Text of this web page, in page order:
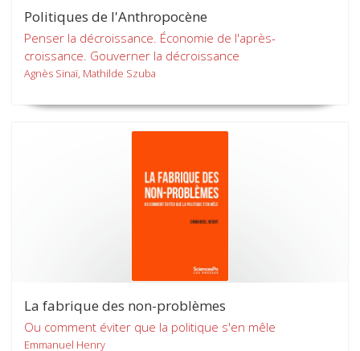
Politiques de l'Anthropocène
Penser la décroissance. Économie de l'après-
croissance. Gouverner la décroissance
Agnès Sinaï, Mathilde Szuba
La fabrique des non-problèmes
Ou comment éviter que la politique s'en mêle
Emmanuel Henry